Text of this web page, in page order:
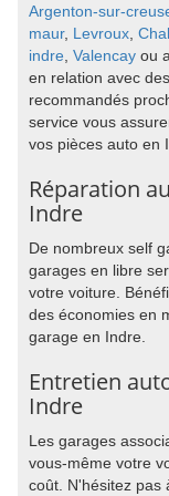
Argenton-sur-
maur, Levroux,
indre, Valencay ou
en relation avec
recommandés
service vous
vos pièces auto en
Réparation
Indre
De nombreux self
garages en libre
votre voiture.
des économies en
garage en Indre.
Entretien
Indre
Les garages
vous-même votre
coût. N'hésitez pas